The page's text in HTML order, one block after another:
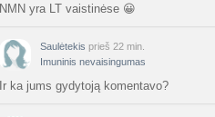
NMN yra LT vaistinėse 😀
Saulėtekis prieš 22 min.
Imuninis nevaisingumas
Ir ka jums gydytoją komentavo?